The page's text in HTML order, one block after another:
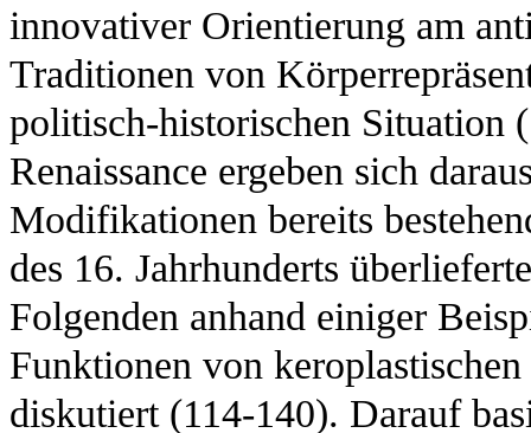
innovativer Orientierung am
Traditionen von
politisch-historischen Situation
Renaissance ergeben sich
Modifikationen bereits
des 16. Jahrhunderts
Folgenden anhand einiger
Funktionen von
diskutiert (114-140). Darauf